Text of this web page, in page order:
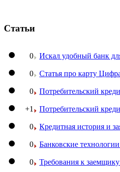
Статьи
0 Искал удобный банк
0 Статья про карту
0 Потребительский
+1 Потребительский
0 Кредитная история и
0 Банковские
0 Требования к